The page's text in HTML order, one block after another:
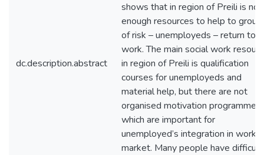
dc.description.abstract
shows that in region of Preili is not
enough resources to help to group
of risk – unemployeds – return to
work. The main social work
in region of Preili is qualification
courses for unemployeds and
material help, but there are not
organised motivation programmes,
which are important for
unemployed’s integration in work
market. Many people have